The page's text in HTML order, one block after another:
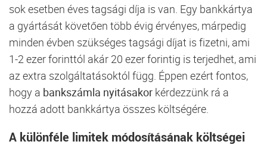
sok esetben éves tagsági díja is van. Egy bankkártya
a gyártását követően több évig érvényes, márpedig
minden évben szükséges tagsági díjat is fizetni, ami
1-2 ezer forinttól akár 20 ezer forintig is terjedhet, ami
az extra szolgáltatásoktól függ. Éppen ezért fontos,
hogy a bankszámla nyitásakor kérdezzünk rá a
hozzá adott bankkártya összes költségére.
A különféle limitek módosításának költségei